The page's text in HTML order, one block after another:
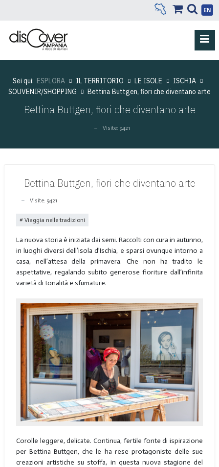
EN
Sei qui: ESPLORA IL TERRITORIO LE ISOLE
ISCHIA
SOUVENIR/SHOPPING
Bettina Buttgen, fiori che diventano arte
Bettina Buttgen, fiori che diventano arte
Visite: 9421
Bettina Buttgen, fiori che diventano arte
Visite: 9421
Viaggia nelle tradizioni
La nuova storia è iniziata dai semi. Raccolti con cura in autunno,
in luoghi diversi dell’isola d’Ischia, e sparsi ovunque intorno a
casa, nell’attesa della primavera. Che non ha tradito le
aspettative, regalando subito generose fioriture dall’infinita
varietà di tonalità e sfumature.
Corolle leggere, delicate. Continua, fertile fonte di ispirazione
per Bettina Buttgen, che le ha rese protagoniste delle sue
creazioni artistiche su stoffa, in questa nuova stagione del